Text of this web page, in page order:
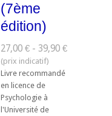
(7ème
édition)
27,00 € - 39,90 €
Livre recommandé
en licence de
Psychologie à
l'Université de